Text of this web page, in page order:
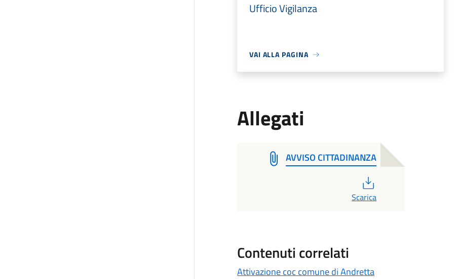
Ufficio Vigilanza
VAI ALLA PAGINA
Allegati
AVVISO CITTADINANZA
Scarica
Contenuti correlati
Attivazione coc comune di Andretta